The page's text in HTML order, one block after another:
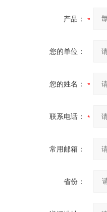
产品：
您的单位：
您的姓名：
联系电话：
常用邮箱：
省份：